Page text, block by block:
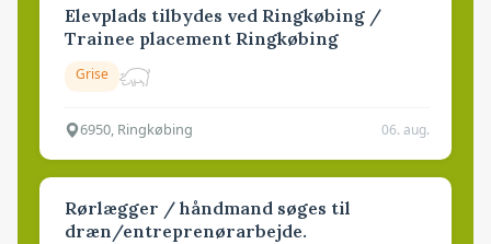
Elevplads tilbydes ved Ringkøbing /
Trainee placement Ringkøbing
Grise
6950, Ringkøbing 06. aug.
Rørlægger / håndmand søges til
dræn/entreprenørarbejde.